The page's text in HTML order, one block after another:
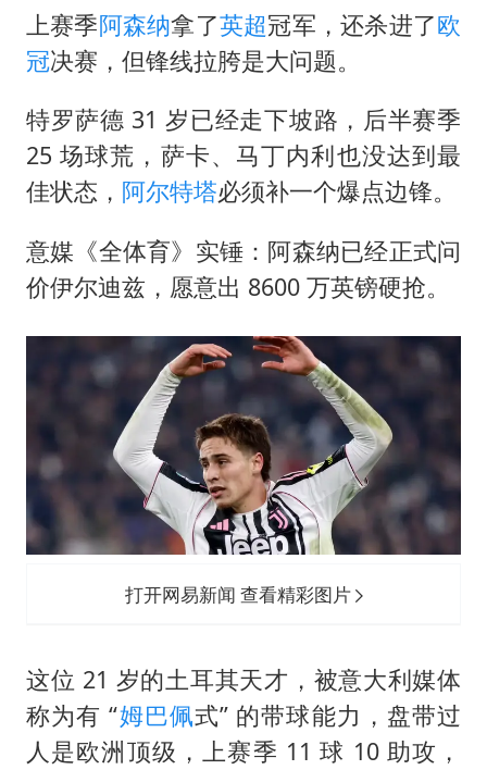
上赛季阿森纳拿了英超冠军，还杀进了欧
冠决赛，但锋线拉胯是大问题。
特罗萨德 31 岁已经走下坡路，后半赛季
25 场球荒，萨卡、马丁内利也没达到最
佳状态， 阿尔特塔必须补一个爆点边锋。
意媒《全体育》实锤：阿森纳已经正式问
价伊尔迪兹，愿意出 8600 万英镑硬抢。
打开网易新闻 查看精彩图片
这位 21 岁的土耳其天才，被意大利媒体
称为有 “姆巴佩式” 的带球能力，盘带过
人是欧洲顶级，上赛季 11 球 10 助攻，